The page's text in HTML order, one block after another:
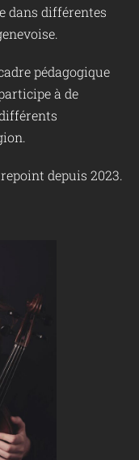
dans différentes
pédagogique
à de
depuis 2023.